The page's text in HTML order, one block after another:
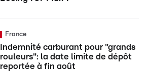
France
Indemnité carburant pour "grands
rouleurs": la date limite de dépôt
reportée à fin août